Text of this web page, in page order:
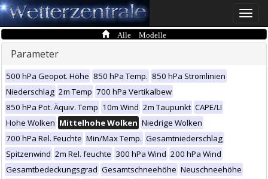
Toggle
Alle Modelle
Parameter
500 hPa Geopot. Höhe 850 hPa Temp. 850 hPa Stromlinien
Niederschlag 2m Temp 700 hPa Vertikalbew
850 hPa Pot. Äquiv. Temp 10m Wind 2m Taupunkt CAPE/LI
Hohe Wolken Mittelhohe Wolken Niedrige Wolken
700 hPa Rel. Feuchte Min/Max Temp. Gesamtniederschlag
Spitzenwind 2m Rel. feuchte 300 hPa Wind 200 hPa Wind
Gesamtbedeckungsgrad Gesamtschneehöhe Neuschneehöhe